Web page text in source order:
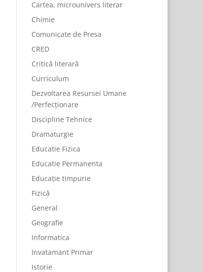
Cartea, microunivers literar
Chimie
Comunicate de Presa
CRED
Critică literară
Curriculum
Dezvoltarea Resursei Umane
/Perfecționare
Discipline Tehnice
Dramaturgie
Educatie Fizica
Educatie Permanenta
Educație timpurie
Fizică
General
Geografie
Informatica
Invatamant Primar
Istorie